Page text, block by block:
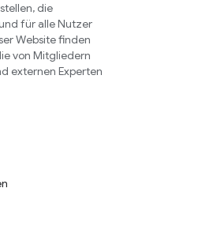
die
für alle Nutzer
Website finden
von Mitgliedern
externen Experten